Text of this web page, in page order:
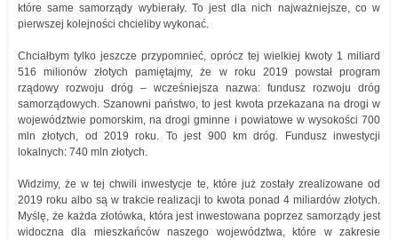
które same samorządy wybierały. To jest dla nich najważniejsze, co w
pierwszej kolejności chcieliby wykonać.
Chciałbym tylko jeszcze przypomnieć, oprócz tej wielkiej kwoty 1 miliard
516 milionów złotych pamiętajmy, że w roku 2019 powstał program
rządowy rozwoju dróg – wcześniejsza nazwa: fundusz rozwoju dróg
samorządowych. Szanowni państwo, to jest kwota przekazana na drogi w
województwie pomorskim, na drogi gminne i powiatowe w wysokości 700
mln złotych, od 2019 roku. To jest 900 km dróg. Fundusz inwestycji
lokalnych: 740 mln złotych.
Widzimy, że w tej chwili inwestycje te, które już zostały zrealizowane od
2019 roku albo są w trakcie realizacji to kwota ponad 4 miliardów złotych.
Myślę, że każda złotówka, która jest inwestowana poprzez samorządy jest
widoczna dla mieszkańców naszego województwa, które w zakresie